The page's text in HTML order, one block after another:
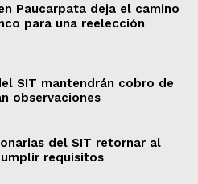
Paucarpata deja el camino
para una reelección
SIT mantendrán cobro de
observaciones
del SIT retornar al
requisitos